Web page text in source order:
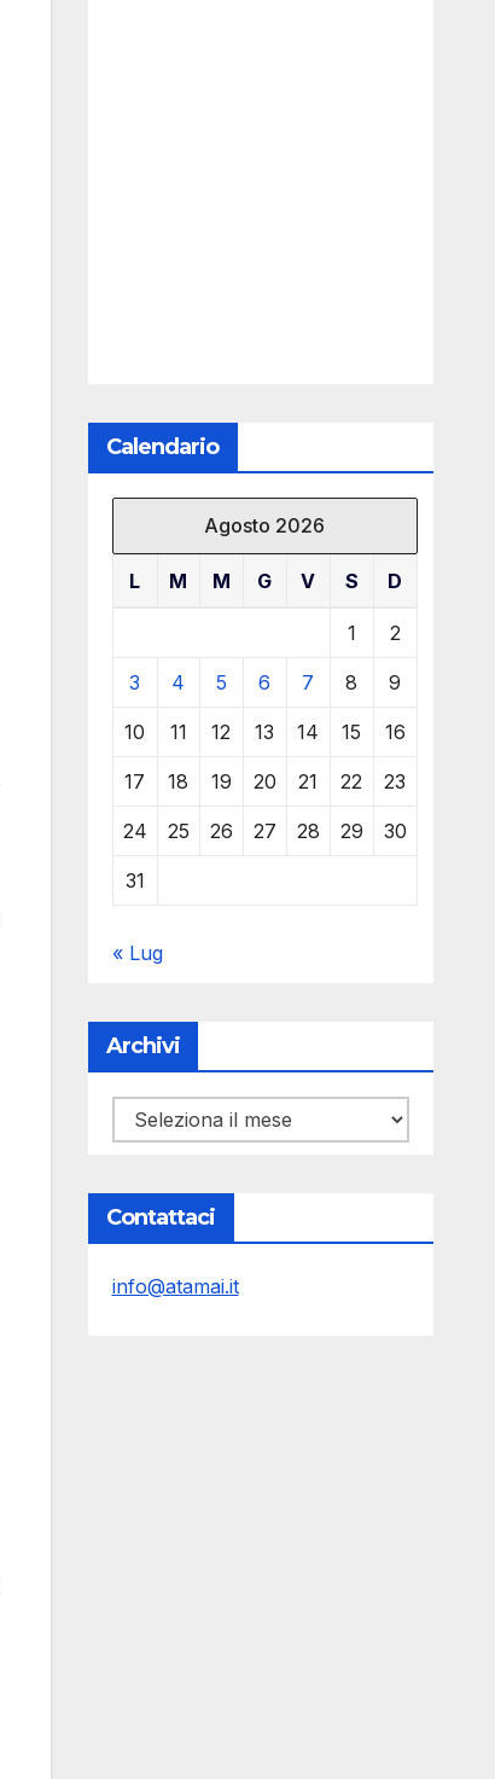
Calendario
Agosto 2026
L M M G V S D
1 2
3 4 5 6 7 8 9
10 11 12 13 14 15 16
17 18 19 20 21 22 23
24 25 26 27 28 29 30
31
« Lug
Archivi
Archivi
Contattaci
info@atamai.it